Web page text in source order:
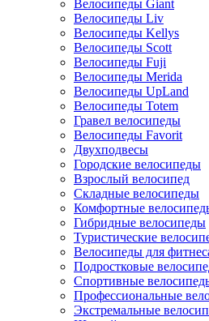
Велосипеды Giant
Велосипеды Liv
Велосипеды Kellys
Велосипеды Scott
Велосипеды Fuji
Велосипеды Merida
Велосипеды UpLand
Велосипеды Totem
Гравел велосипеды
Велосипеды Favorit
Двухподвесы
Городские велосипеды
Взрослый велосипед
Складные велосипеды
Комфортные
Гибридные велосипеды
Туристические
Велосипеды для
Подростковые
Спортивные
Профессиональные
Экстремальные